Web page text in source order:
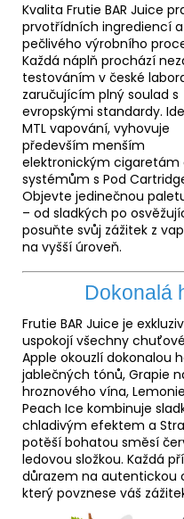
Kvalita Frutie BAR Juice
prvotřídních ingrediencí a
pečlivého výrobního
Každá náplň prochází
testováním v české
zaručujícím plný soulad s
evropskými standardy.
MTL vapování, vyhovuje
především menším
elektronickým cigaretám
systémům s Pod
Objevte jedinečnou
– od sladkých po
posuňte svůj zážitek z
na vyšší úroveň.
Dokonalá
Frutie BAR Juice je
uspokojí všechny
Apple okouzlí dokonalou
jablečných tónů, Grapie
hroznového vína,
Peach Ice kombinuje
chladivým efektem a
potěší bohatou směsí
ledovou složkou. Každá
důrazem na autentickou
který povznese váš